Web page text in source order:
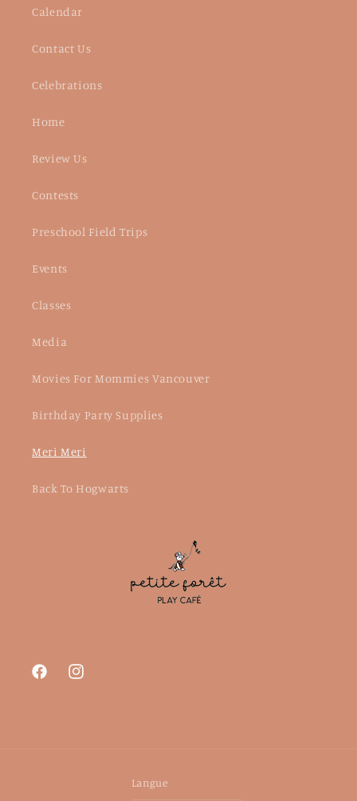
Calendar
Contact Us
Celebrations
Home
Review Us
Contests
Preschool Field Trips
Events
Classes
Media
Movies For Mommies Vancouver
Birthday Party Supplies
Meri Meri
Back To Hogwarts
FacebookInstagram
Langue